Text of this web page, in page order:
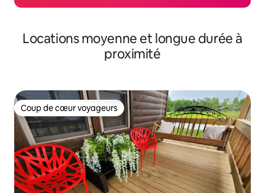
Locations moyenne et longue durée à
proximité
Coup de cœur voyageurs
Coup de cœur voyageurs